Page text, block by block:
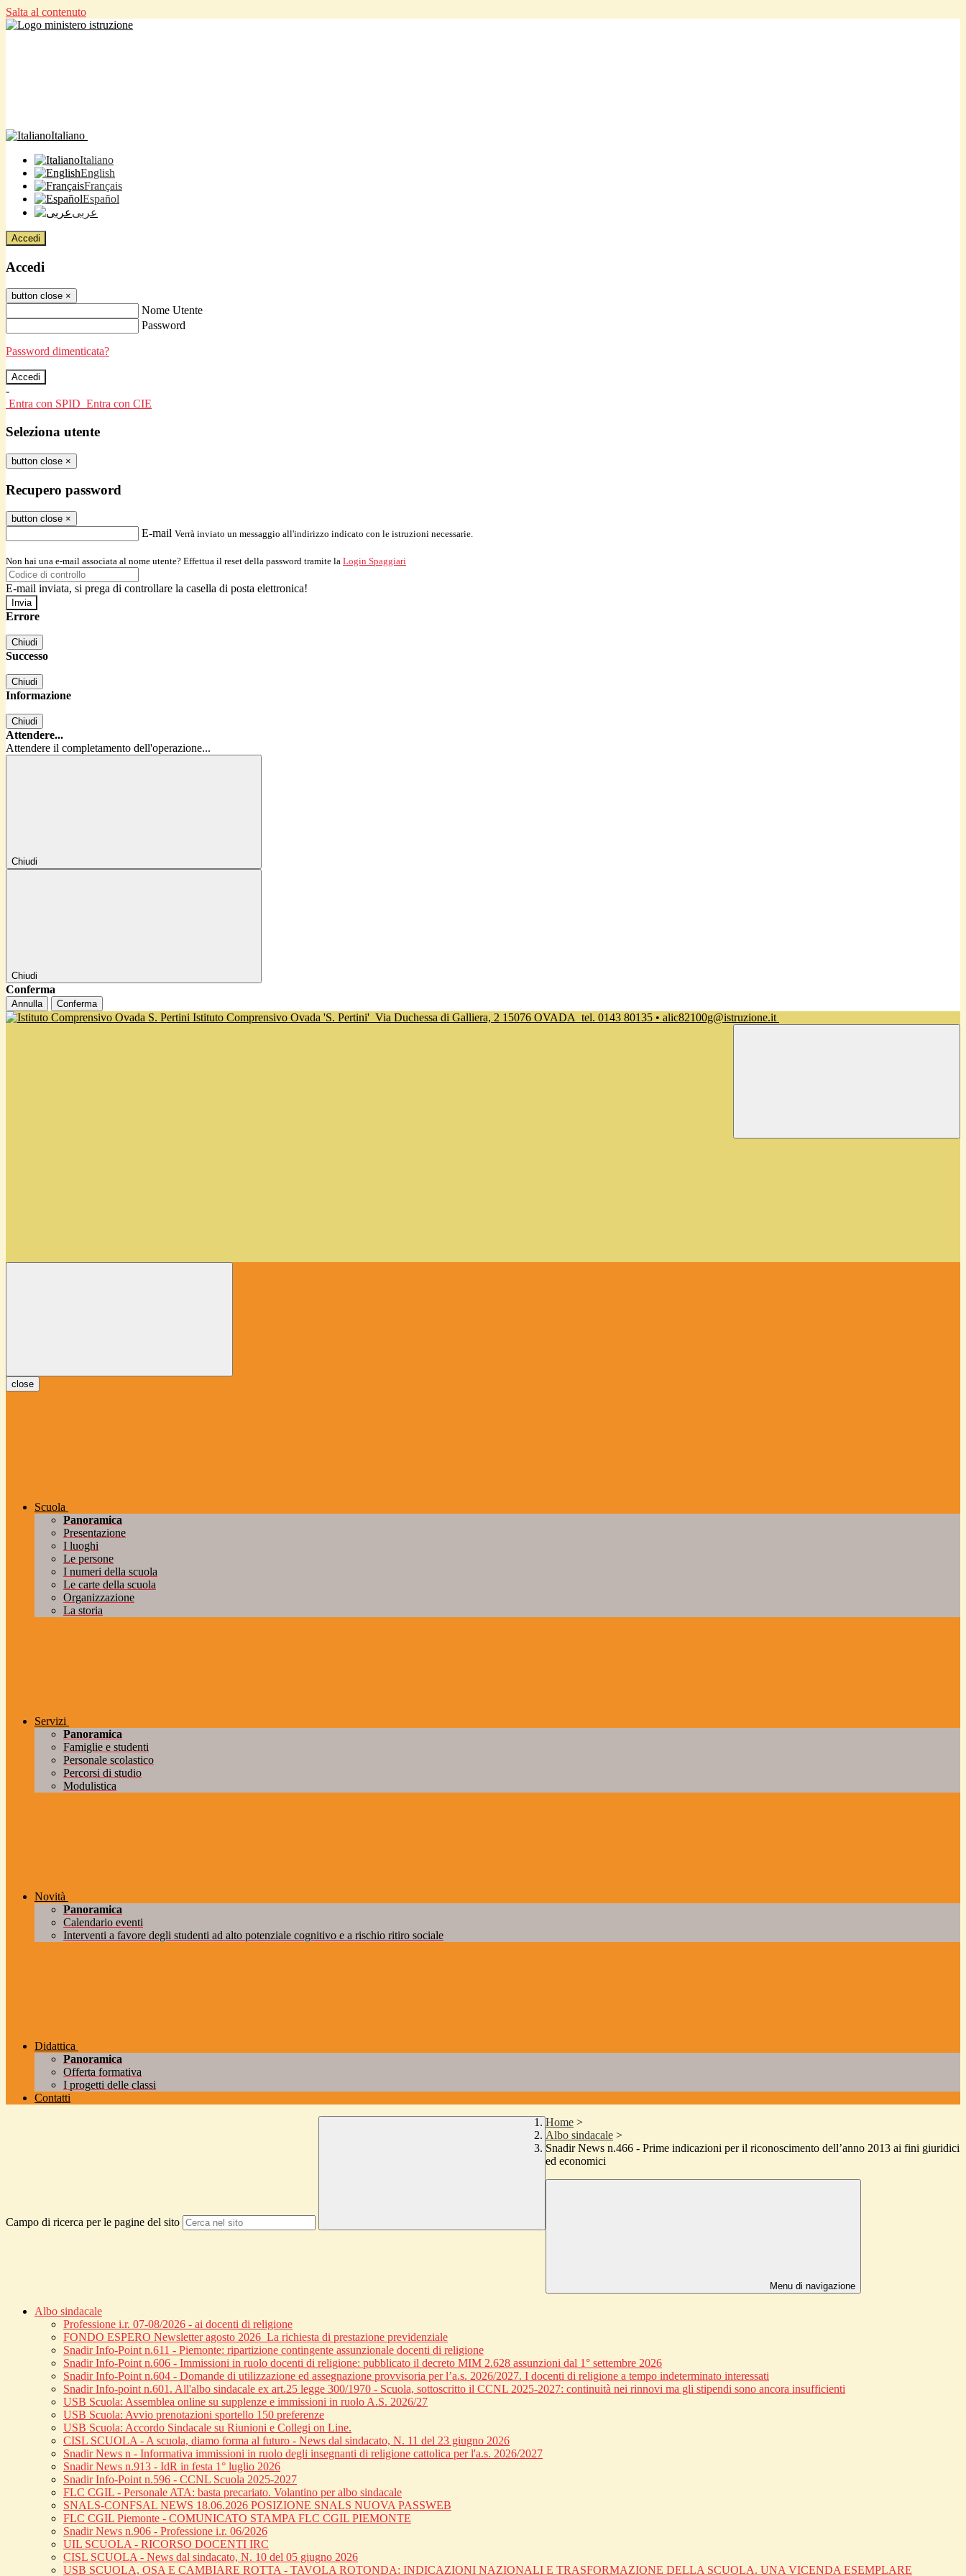
Salta al contenuto
Italiano
Italiano
English
Français
Español
عربى
Accedi
Accedi
button close ×
Nome Utente
Password
Password dimenticata?
-
Entra con SPID Entra con CIE
Seleziona utente
button close ×
Recupero password
button close ×
E-mail Verrà inviato un messaggio all'indirizzo indicato con le istruzioni necessarie.
Non hai una e-mail associata al nome utente? Effettua il reset della password tramite la Login Spaggiari
E-mail inviata, si prega di controllare la casella di posta elettronica!
Errore
Chiudi
Successo
Chiudi
Informazione
Chiudi
Attendere...
Attendere il completamento dell'operazione...
Chiudi
Chiudi
Conferma
Annulla Conferma
Istituto Comprensivo Ovada 'S. Pertini' Via Duchessa di Galliera, 2 15076 OVADA tel. 0143 80135 • alic82100g@istruzione.it
close
Scuola
Panoramica
Presentazione
I luoghi
Le persone
I numeri della scuola
Le carte della scuola
Organizzazione
La storia
Servizi
Panoramica
Famiglie e studenti
Personale scolastico
Percorsi di studio
Modulistica
Novità
Panoramica
Calendario eventi
Interventi a favore degli studenti ad alto potenziale cognitivo e a rischio ritiro sociale
Didattica
Panoramica
Offerta formativa
I progetti delle classi
Contatti
Campo di ricerca per le pagine del sito
Home >
Albo sindacale >
Snadir News n.466 - Prime indicazioni per il riconoscimento dell’anno 2013 ai fini giuridici
ed economici
Menu di navigazione
Albo sindacale
Professione i.r. 07-08/2026 - ai docenti di religione
FONDO ESPERO Newsletter agosto 2026_La richiesta di prestazione previdenziale
Snadir Info-Point n.611 - Piemonte: ripartizione contingente assunzionale docenti di religione
Snadir Info-Point n.606 - Immissioni in ruolo docenti di religione: pubblicato il decreto MIM 2.628 assunzioni dal 1° settembre 2026
Snadir Info-Point n.604 - Domande di utilizzazione ed assegnazione provvisoria per l’a.s. 2026/2027. I docenti di religione a tempo indeterminato interessati
Snadir Info-point n.601. All'albo sindacale ex art.25 legge 300/1970 - Scuola, sottoscritto il CCNL 2025-2027: continuità nei rinnovi ma gli stipendi sono ancora insufficienti
USB Scuola: Assemblea online su supplenze e immissioni in ruolo A.S. 2026/27
USB Scuola: Avvio prenotazioni sportello 150 preferenze
USB Scuola: Accordo Sindacale su Riunioni e Collegi on Line.
CISL SCUOLA - A scuola, diamo forma al futuro - News dal sindacato, N. 11 del 23 giugno 2026
Snadir News n - Informativa immissioni in ruolo degli insegnanti di religione cattolica per l'a.s. 2026/2027
Snadir News n.913 - IdR in festa 1° luglio 2026
Snadir Info-Point n.596 - CCNL Scuola 2025-2027
FLC CGIL - Personale ATA: basta precariato. Volantino per albo sindacale
SNALS-CONFSAL NEWS 18.06.2026 POSIZIONE SNALS NUOVA PASSWEB
FLC CGIL Piemonte - COMUNICATO STAMPA FLC CGIL PIEMONTE
Snadir News n.906 - Professione i.r. 06/2026
UIL SCUOLA - RICORSO DOCENTI IRC
CISL SCUOLA - News dal sindacato, N. 10 del 05 giugno 2026
USB SCUOLA, OSA E CAMBIARE ROTTA - TAVOLA ROTONDA: INDICAZIONI NAZIONALI E TRASFORMAZIONE DELLA SCUOLA. UNA VICENDA ESEMPLARE